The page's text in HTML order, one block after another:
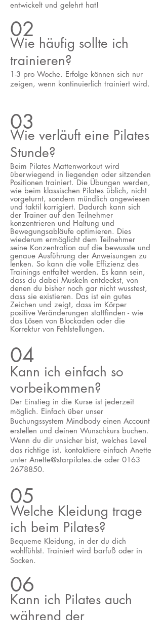
entwickelt und gelehrt hat!
02
Wie häufig sollte ich
trainieren?
1-3 pro Woche. Erfolge können sich nur
zeigen, wenn kontinuierlich trainiert wird.
03
Wie verläuft eine Pilates
Stunde?
Beim Pilates Mattenworkout wird
überwiegend in liegenden oder sitzenden
Positionen trainiert. Die Übungen werden,
wie beim klassischen Pilates üblich, nicht
vorgeturnt, sondern mündlich angewiesen
und taktil korrigiert. Dadurch kann sich
der Trainer auf den Teilnehmer
konzentrieren und Haltung und
Bewegungsabläufe optimieren. Dies
wiederum ermöglicht dem Teilnehmer
seine Konzentration auf die bewusste und
genaue Ausführung der Anweisungen zu
lenken. So kann die volle Effizienz des
Trainings entfaltet werden. Es kann sein,
dass du dabei Muskeln entdeckst, von
denen du bisher noch gar nicht wusstest,
dass sie existieren. Das ist ein gutes
Zeichen und zeigt, dass im Körper
positive Veränderungen stattfinden - wie
das Lösen von Blockaden oder die
Korrektur von Fehlstellungen.
04
Kann ich einfach so
vorbeikommen?
​Der Einstieg in die Kurse ist jederzeit
möglich. Einfach über unser
Buchungssystem Mindbody einen Account
erstellen und deinen Wunschkurs buchen.
Wenn du dir unsicher bist, welches Level
das richtige ist, kontaktiere einfach Anette
unter Anette@starpilates.de oder 0163
2678850.
05
Kann ich Pilates auch
während der
06
Welche Kleidung trage
ich beim Pilates?
Bequeme Kleidung, in der du dich
wohlfühlst. Trainiert wird barfuß oder in
Socken.